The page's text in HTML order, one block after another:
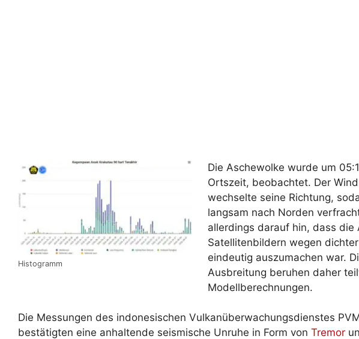
Histogramm
Die Aschewolke wurde um
Ortszeit, beobachtet. Der
wechselte seine Richtung,
langsam nach Norden
allerdings darauf hin, dass die
Satellitenbildern wegen
eindeutig auszumachen war.
Ausbreitung beruhen daher
Modellberechnungen.
Die Messungen des indonesischen Vulkanüberwachungsdienstes
bestätigten eine anhaltende seismische Unruhe in Form von Tremor